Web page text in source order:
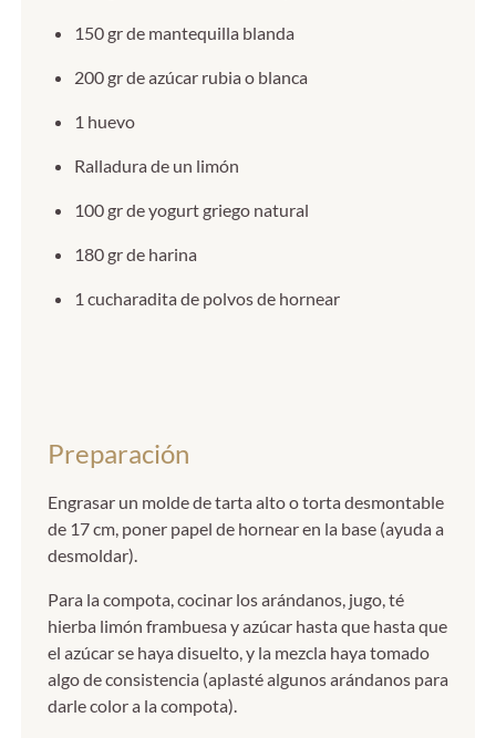
150 gr de mantequilla blanda
200 gr de azúcar rubia o blanca
1 huevo
Ralladura de un limón
100 gr de yogurt griego natural
180 gr de harina
1 cucharadita de polvos de hornear
Preparación
Engrasar un molde de tarta alto o torta desmontable
de 17 cm, poner papel de hornear en la base (ayuda a
desmoldar).
Para la compota, cocinar los arándanos, jugo, té
hierba limón frambuesa y azúcar hasta que hasta que
el azúcar se haya disuelto, y la mezcla haya tomado
algo de consistencia (aplasté algunos arándanos para
darle color a la compota).